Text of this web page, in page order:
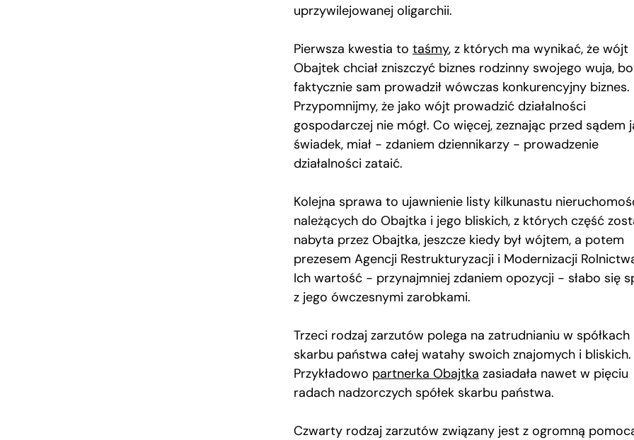
uprzywilejowanej oligarchii.
Pierwsza kwestia to taśmy, z których ma wynikać, że wójt
Obajtek chciał zniszczyć biznes rodzinny swojego wuja, bo
faktycznie sam prowadził wówczas konkurencyjny biznes.
Przypomnijmy, że jako wójt prowadzić działalności
gospodarczej nie mógł. Co więcej, zeznając przed sądem
świadek, miał − zdaniem dziennikarzy − prowadzenie
działalności zataić.
Kolejna sprawa to ujawnienie listy kilkunastu
należących do Obajtka i jego bliskich, z których część
nabyta przez Obajtka, jeszcze kiedy był wójtem, a potem
prezesem Agencji Restrukturyzacji i Modernizacji
Ich wartość − przynajmniej zdaniem opozycji − słabo się
z jego ówczesnymi zarobkami.
Trzeci rodzaj zarzutów polega na zatrudnianiu w spółkach
skarbu państwa całej watahy swoich znajomych i bliskich.
Przykładowo partnerka Obajtka zasiadała nawet w pięciu
radach nadzorczych spółek skarbu państwa.
Czwarty rodzaj zarzutów związany jest z ogromną